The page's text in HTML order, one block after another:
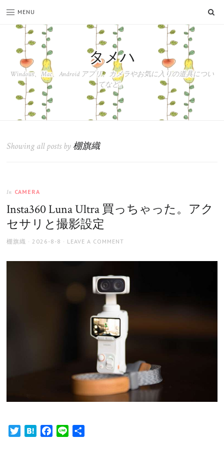
MENU
タメハ
Windows、Mac、Android アプリ、カメラやお気に入りの道具につい
てなど。
Showing all posts by 棚旗織
In CAMERA
Insta360 Luna Ultra 買っちゃった。アク
セサリと撮影設定
AUTHOR
棚旗織
POSTED
2026-8-8 LEAVE A COMMENT
TwitterHatenaFacebook
Line